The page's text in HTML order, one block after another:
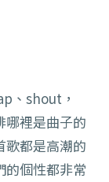
、shout，
哪裡是曲子的
歌都是高潮的
的個性都非常